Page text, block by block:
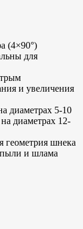
(4×90°)
для
и увеличения
диаметрах 5-10
диаметрах 12-
геометрия шнека
пыли и шлама